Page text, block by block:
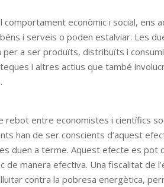
comportament econòmic i social,
i serveis o poden estalviar. Les
a ser produïts, distribuïts i
i altres actius que també
rebot entre economistes i científics
han de ser conscients d’aquest
duen a terme. Aquest efecte es
de manera efectiva. Una fiscalitat
lluitar contra la pobresa energètica,